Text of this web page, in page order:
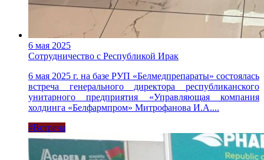
6 мая 2025
Сотрудничество с Республикой Ирак
6 мая 2025 г. на базе РУП «Белмедпрепараты» состоялась
встреча генерального директора республиканского
унитарного предприятия «Управляющая компания
холдинга «Белфармпром» Митрофанова И.А....
#Встреча